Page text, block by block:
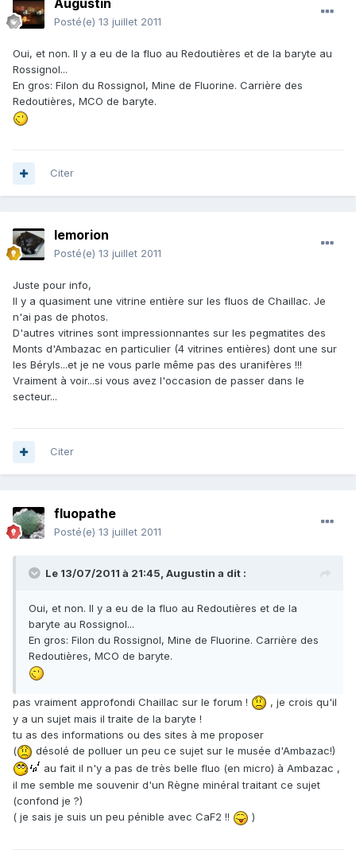
Augustin
Posté(e) 13 juillet 2011
Oui, et non. Il y a eu de la fluo au Redoutières et de la baryte au
Rossignol...
En gros: Filon du Rossignol, Mine de Fluorine. Carrière des
Redoutières, MCO de baryte.
Citer
lemorion
Posté(e) 13 juillet 2011
Juste pour info,
Il y a quasiment une vitrine entière sur les fluos de Chaillac. Je
n'ai pas de photos.
D'autres vitrines sont impressionnantes sur les pegmatites des
Monts d'Ambazac en particulier (4 vitrines entières) dont une sur
les Béryls...et je ne vous parle même pas des uranifères !!!
Vraiment à voir...si vous avez l'occasion de passer dans le
secteur...
Citer
fluopathe
Posté(e) 13 juillet 2011
Le 13/07/2011 à 21:45, Augustin a dit :
Oui, et non. Il y a eu de la fluo au Redoutières et de la
baryte au Rossignol...
En gros: Filon du Rossignol, Mine de Fluorine. Carrière des
Redoutières, MCO de baryte.
pas vraiment approfondi Chaillac sur le forum !
, je crois qu'il
y a un sujet mais il traite de la baryte !
tu as des informations ou des sites à me proposer
(
désolé de polluer un peu ce sujet sur le musée d'Ambazac!)
au fait il n'y a pas de très belle fluo (en micro) à Ambazac ,
il me semble me souvenir d'un Règne minéral traitant ce sujet
(confond je ?)
( je sais je suis un peu pénible avec CaF2 !!
)